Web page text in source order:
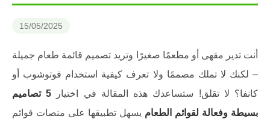
15/05/2025
أنت تدير مقهى أو مطعمًا صغيرًا وتريد تصميم قائمة طعام جميلة
– لكنك لا تملك مصممًا ولا تعرف كيفية استخدام فوتوشوب أو
كانفا؟ لا تقلق! ستساعدك هذه المقالة في اختيار
5 تصاميم
بسيطة وفعالة لقوائم الطعام يسهل تطبيقها على منصات قوائم